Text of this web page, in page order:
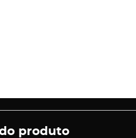
produto